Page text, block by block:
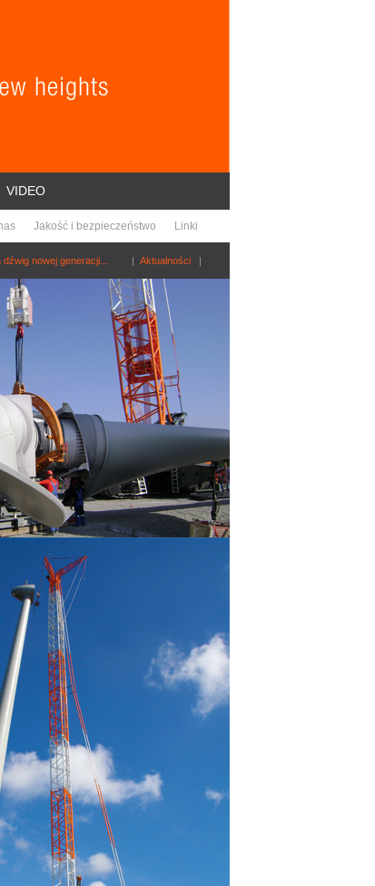
VIDEO
Jakość i bezpieczeństwo Linki
nowej generacji... | Aktualności |